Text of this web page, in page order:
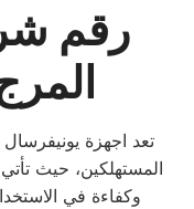
رقم
تعد اجهزة
المستهلكين، حيث
وكفاءة في